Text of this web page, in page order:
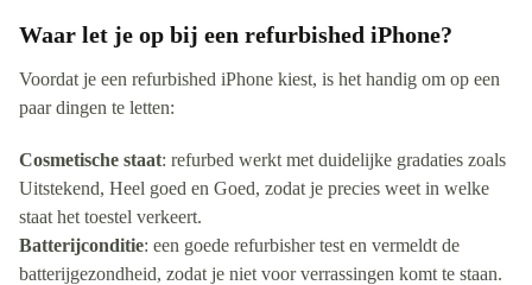
Waar let je op bij een refurbished iPhone?
Voordat je een refurbished iPhone kiest, is het handig om op een
paar dingen te letten:
Cosmetische staat: refurbed werkt met duidelijke gradaties zoals
Uitstekend, Heel goed en Goed, zodat je precies weet in welke
staat het toestel verkeert.
Batterijconditie: een goede refurbisher test en vermeldt de
batterijgezondheid, zodat je niet voor verrassingen komt te staan.